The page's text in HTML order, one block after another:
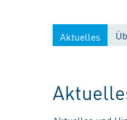
Aktuelles